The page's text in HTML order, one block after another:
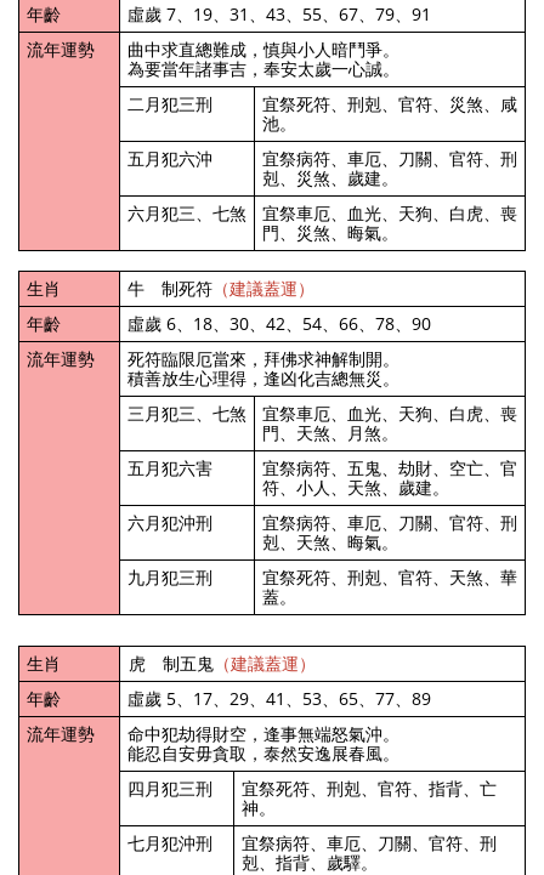
年齡
虛歲 7、19、31、43、55、67、79、91
流年運勢
曲中求直總難成，慎與小人暗鬥爭。
為要當年諸事吉，奉安太歲一心誠。
二月犯三刑
宜祭死符、刑剋、官符、災煞、咸
池。
五月犯六沖
宜祭病符、車厄、刀關、官符、刑
剋、災煞、歲建。
六月犯三、七煞
宜祭車厄、血光、天狗、白虎、喪
門、災煞、晦氣。
生肖 牛 制死符 （建議蓋運）
年齡
虛歲 6、18、30、42、54、66、78、90
流年運勢
死符臨限厄當來，拜佛求神解制開。
積善放生心理得，逢凶化吉總無災。
三月犯三、七煞
宜祭車厄、血光、天狗、白虎、喪
門、天煞、月煞。
五月犯六害
宜祭病符、五鬼、劫財、空亡、官
符、小人、天煞、歲建。
六月犯沖刑
宜祭病符、車厄、刀關、官符、刑
剋、天煞、晦氣。
九月犯三刑
宜祭死符、刑剋、官符、天煞、華
蓋。
生肖 虎 制五鬼 （建議蓋運）
年齡
虛歲 5、17、29、41、53、65、77、89
流年運勢
命中犯劫得財空，逢事無端怒氣沖。
能忍自安毋貪取，泰然安逸展春風。
四月犯三刑
宜祭死符、刑剋、官符、指背、亡
神。
七月犯沖刑
宜祭病符、車厄、刀關、官符、刑
剋、指背、歲驛。